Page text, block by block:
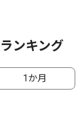
ンキング
1か月